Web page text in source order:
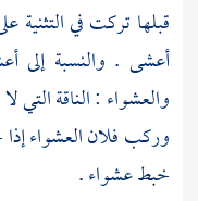
قبلها تركت في التثنية
أعشى . والنسبة إلى
والعشواء : الناقة التي
وركب فلان العشواء
خبط عشواء .